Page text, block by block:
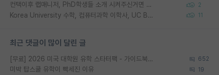
컨택이후 랩매니저, PhD학생들 소개 시켜주신거면 거의 컨펌에 가깝나요? 2
Korea University 수학, 컴퓨터과학 이학사, UC Berkeley 산업공학 대학원 공학박사가 되는 것은 쉽지 않겠죠? 11
최근 댓글이 많이 달린 글
[무료] 2026 미국 대학원 유학 스타터팩 - 가이드북 & 합격자 컨택메일 템플릿 652
미박 탑스쿨 유학이 빡세진 이유 19